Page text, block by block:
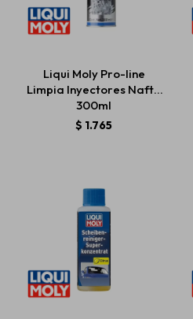
Liqui Moly Pro-line
Limpia Inyectores Nafta
300ml
$ 1.765
Aditivos
Estética automotriz
Repuestos